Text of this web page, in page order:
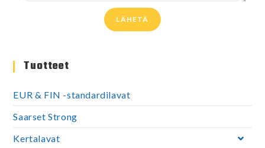
LÄHETÄ
Tuotteet
EUR & FIN -standardilavat
Saarset Strong
Kertalavat